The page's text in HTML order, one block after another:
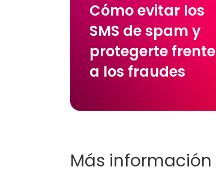
Cómo evitar los
SMS de spam y
protegerte frente
a los fraudes
Más información